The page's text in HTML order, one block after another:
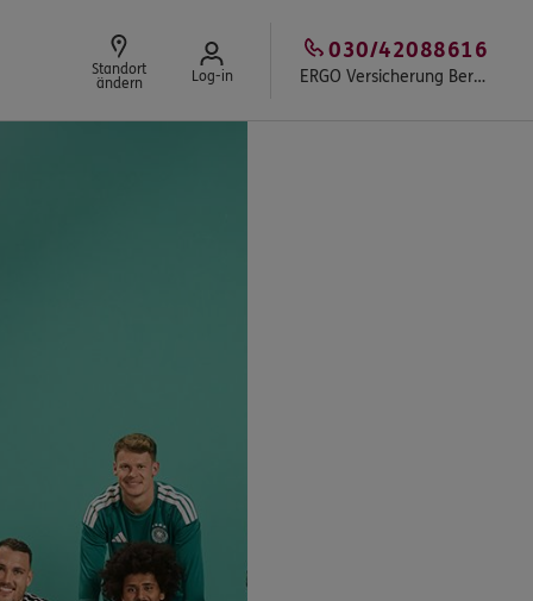
Standort
ändern
Log-in ERGO Versicherung Berlin - Tobias Griesche
030/42088616